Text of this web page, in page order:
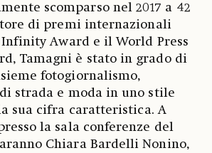
scomparso nel 2017 a 42
di premi internazionali
Infinity Award e il World Press
Tamagni è stato in grado di
fotogiornalismo,
strada e moda in uno stile
sua cifra caratteristica. A
la sala conferenze del
Chiara Bardelli Nonino,